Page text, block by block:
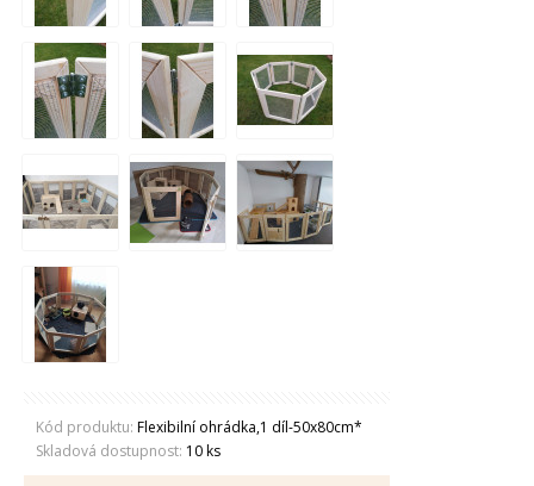
Kód produktu: Flexibilní ohrádka,1 díl-50x80cm*
Skladová dostupnost: 10 ks